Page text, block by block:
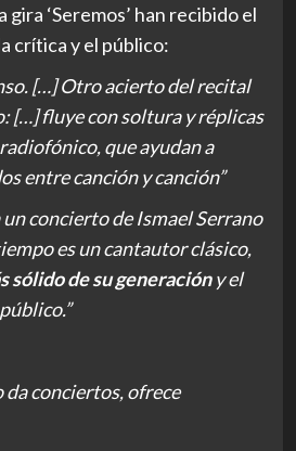
‘Seremos’ han recibido el
crítica y el público:
[…] Otro acierto del recital
[…] fluye con soltura y réplicas
que ayudan a
entre canción y canción”
un concierto de Ismael Serrano
es un cantautor clásico,
sólido de su generacióny el
da conciertos, ofrece